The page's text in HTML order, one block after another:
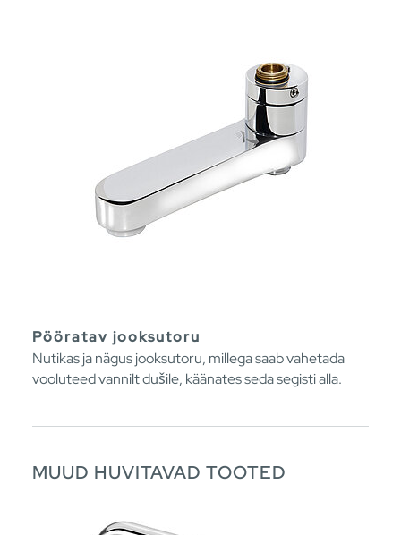
Pööratav jooksutoru
Nutikas ja nägus jooksutoru, millega saab vahetada
vooluteed vannilt dušile, käänates seda segisti alla.
MUUD HUVITAVAD TOOTED